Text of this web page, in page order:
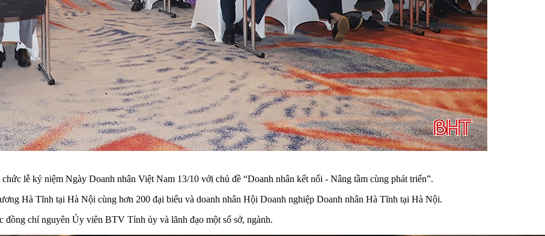
lễ kỷ niệm Ngày Doanh nhân Việt Nam 13/10 với chủ đề “Doanh nhân kết nối - Nâng tầm cùng phát triển”.
Hà Tĩnh tại Hà Nội cùng hơn 200 đại biểu và doanh nhân Hội Doanh nghiệp Doanh nhân Hà Tĩnh tại Hà Nội.
chí nguyên Ủy viên BTV Tỉnh ủy và lãnh đạo một số sở, ngành.